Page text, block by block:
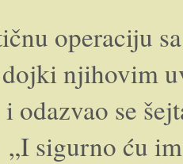
operaciju
njihovim
odazvao se
sigurno ću